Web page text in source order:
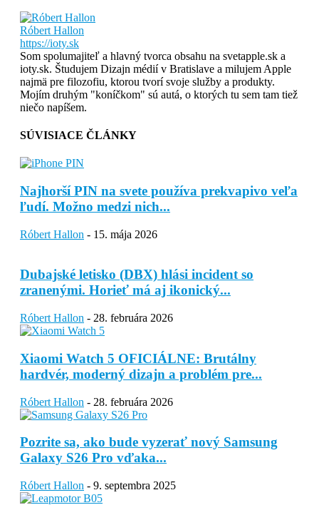
Róbert Hallon
https://ioty.sk
Som spolumajiteľ a hlavný tvorca obsahu na svetapple.sk a
ioty.sk. Študujem Dizajn médií v Bratislave a milujem Apple
najmä pre filozofiu, ktorou tvorí svoje služby a produkty.
Mojím druhým "koníčkom" sú autá, o ktorých tu sem tam tiež
niečo napíšem.
SÚVISIACE ČLÁNKY
Najhorší PIN na svete používa prekvapivo veľa
ľudí. Možno medzi nich...
Róbert Hallon - 15. mája 2026
Dubajské letisko (DBX) hlási incident so
zranenými. Horieť má aj ikonický...
Róbert Hallon - 28. februára 2026
Xiaomi Watch 5 OFICIÁLNE: Brutálny
hardvér, moderný dizajn a problém pre...
Róbert Hallon - 28. februára 2026
Pozrite sa, ako bude vyzerať nový Samsung
Galaxy S26 Pro vďaka...
Róbert Hallon - 9. septembra 2025